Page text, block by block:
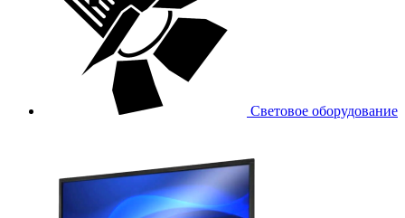
Световое оборудование